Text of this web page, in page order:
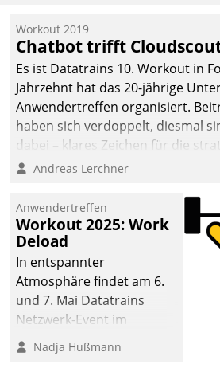
Workout 2019
Chatbot trifft
Es ist Datatrains 10. Workout in
Jahrzehnt hat das 20-jährige
Anwendertreffen organisiert.
haben sich verdoppelt, diesmal
dabei – klares Zeichen für die
Fokussierung auf den Kunden.
Andreas Lerchner
Anwendertreffen
Workout 2025: Work
Deload
In entspannter
Atmosphäre findet am 6.
und 7. Mai Datatrains
Netzwerk-Event im
Kunden- und Partnerkreis
statt. Zentrale Frage: Wie
Nadja Hußmann